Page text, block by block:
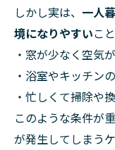
しかし実は、 一人
境になりやすいこ
・窓が少なく空気
・浴室やキッチン
・忙しくて掃除や
このような条件が
が発生してしまう